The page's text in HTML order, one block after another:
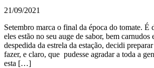
21/09/2021
Setembro marca o final da época do tomate. É
eles estão no seu auge de sabor, bem carnudos
despedida da estrela da estação, decidi
fazer, e claro, que pudesse agradar a toda a
esta […]